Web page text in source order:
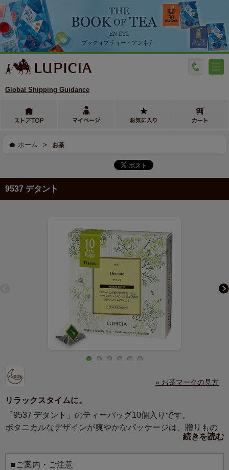
Global Shipping Guidance
ホーム > お茶
9537 デタント
» お茶マークの見方
リラックスタイムに。
「9537 デタント」のティーバッグ10個入りです。
ボタニカルなデザインが爽やかなパッケージは、贈りもの
毎日を忙しく過ごす方への、やすらぎの贈りものに。大切
な方への心を込めたギフトや、センスのある手土産をお探
続きを読む
■ご案内・ご注意